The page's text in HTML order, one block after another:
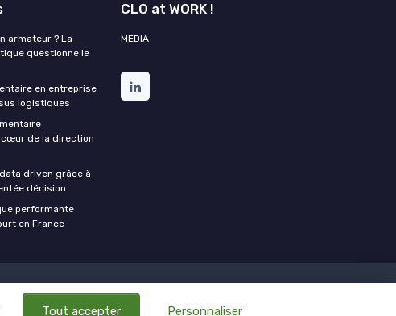
armateur ? La
questionne le
en entreprise
logistiques
cœur de la direction
driven grâce à
décision
performante
en France
CLO at WORK !
MEDIA
Tout accepter Personnaliser